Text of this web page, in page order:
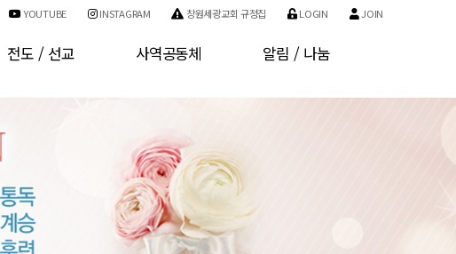
YOUTUBE INSTAGRAM 창원세광교회 규정집 LOGIN JOIN
전도 / 선교 사역공동체
사역소개
구역소개
알림 / 나눔
공지사항